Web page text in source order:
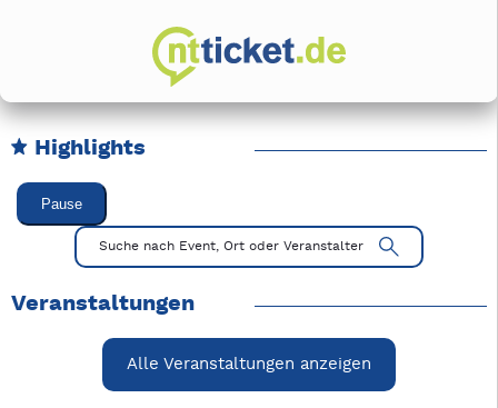
Highlights
Karussell Veranstaltungen überspringen
Pause
Mit Tab zu den Steuerelementen wechseln. Mit Pfeiltasten
Suche nach Event, Ort oder Veranstalter
Veranstaltungen
Alle Veranstaltungen anzeigen